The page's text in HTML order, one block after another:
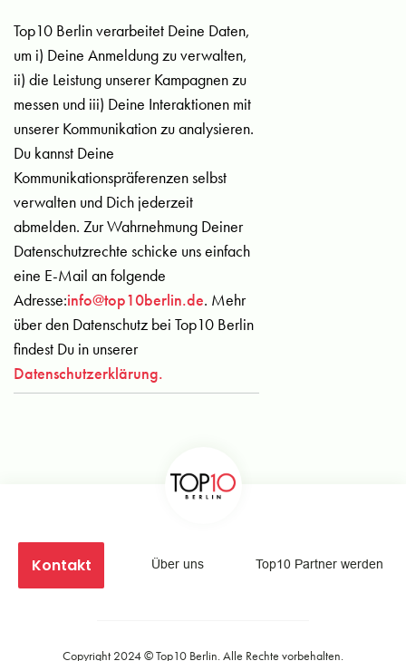
Top10 Berlin verarbeitet Deine Daten,
um i) Deine Anmeldung zu verwalten,
ii) die Leistung unserer Kampagnen zu
messen und iii) Deine Interaktionen mit
unserer Kommunikation zu analysieren.
Du kannst Deine
Kommunikationspräferenzen selbst
verwalten und Dich jederzeit
abmelden. Zur Wahrnehmung Deiner
Datenschutzrechte schicke uns einfach
eine E-Mail an folgende
Adresse:info@top10berlin.de. Mehr
über den Datenschutz bei Top10 Berlin
findest Du in unserer
Datenschutzerklärung.
Kontakt Über uns Top10 Partner werden
Copyright 2024 ©Top10 Berlin. Alle Rechte vorbehalten.